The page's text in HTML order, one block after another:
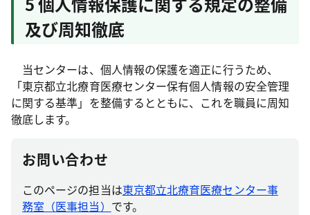
及び周知徹底
当センターは、個人情報の保護を適正に行うため、
「東京都立北療育医療センター保有個人情報の安全管理
に関する基準」を整備するとともに、これを職員に周知
徹底します。
お問い合わせ
このページの担当は東京都立北療育医療センター事
務室（医事担当） です。